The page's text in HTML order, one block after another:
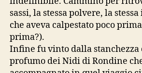
sassi, la stessa polvere, la
che aveva calpestato poco
prima?).
Infine fu vinto dalla stanchezza
profumo dei Nidi di Rondine